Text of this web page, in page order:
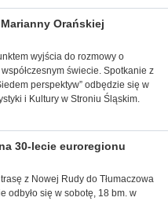
Orańskiej
wyjścia do rozmowy o
świecie. Spotkanie z
perspektyw” odbędzie się w
i Kultury w Stroniu Śląskim.
30-lecie euroregionu
z Nowej Rudy do Tłumaczowa
odbyło się w sobotę, 18 bm. w